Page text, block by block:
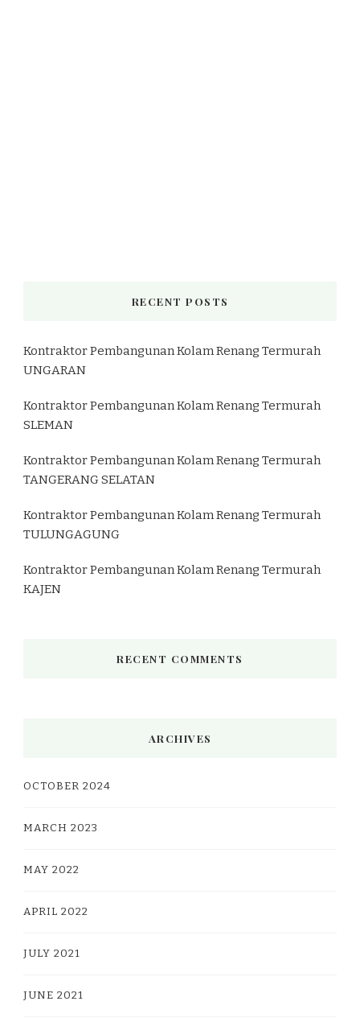
RECENT POSTS
Kontraktor Pembangunan Kolam Renang Termurah
UNGARAN
Kontraktor Pembangunan Kolam Renang Termurah
SLEMAN
Kontraktor Pembangunan Kolam Renang Termurah
TANGERANG SELATAN
Kontraktor Pembangunan Kolam Renang Termurah
TULUNGAGUNG
Kontraktor Pembangunan Kolam Renang Termurah
KAJEN
RECENT COMMENTS
ARCHIVES
OCTOBER 2024
MARCH 2023
MAY 2022
APRIL 2022
JULY 2021
JUNE 2021